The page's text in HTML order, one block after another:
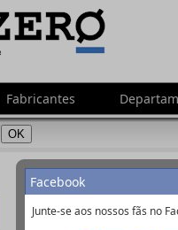
Fabricantes
Facebook
Junte-se aos nossos fãs no